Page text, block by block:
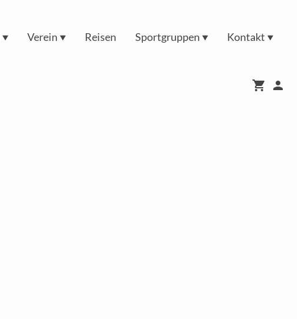
Verein Reisen Sportgruppen Kontakt